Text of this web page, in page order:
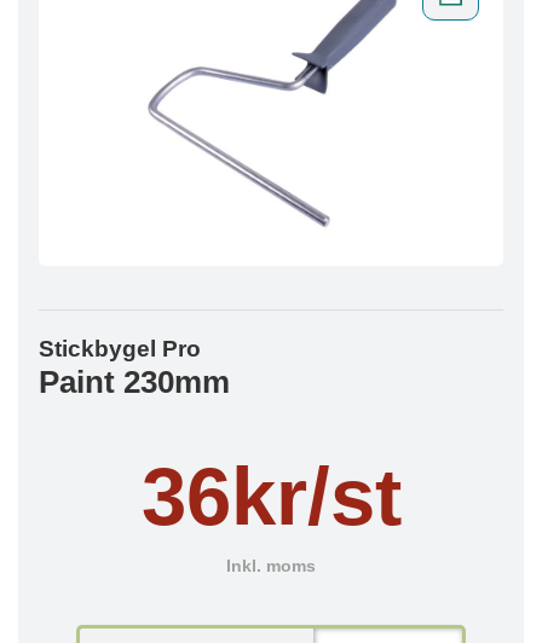
Stickbygel Pro
Paint 230mm
36kr/st
Inkl. moms